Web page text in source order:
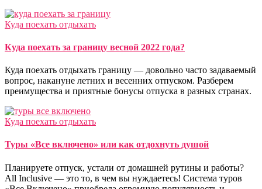
Куда поехать отдыхать
Куда поехать за границу весной 2022 года?
Куда поехать отдыхать границу — довольно часто задаваемый
вопрос, накануне летних и весенних отпуском. Разберем
преимущества и приятные бонусы отпуска в разных странах.
Куда поехать отдыхать
Туры «Все включено» или как отдохнуть душой
Планируете отпуск, устали от домашней рутины и работы?
All Inclusive — это то, в чем вы нуждаетесь! Система туров